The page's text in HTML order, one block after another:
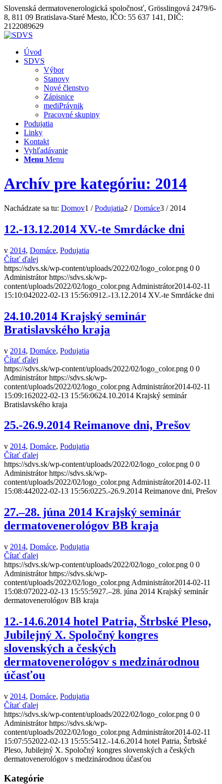
Slovenská dermatovenerologická spoločnosť, Grösslingová 2479/6-
8, 811 09 Bratislava-Staré Mesto, IČO: 55 637 141, DIČ:
2122089629
Úvod
SDVS
Výbor
Stanovy
Nové členstvo
Zápisnice
mediPrávnik
Pracovné skupiny
Podujatia
Linky
Kontakt
Vyhľadávanie
Menu Menu
Archív pre kategóriu: 2014
Nachádzate sa tu: Domov1 / Podujatia2 / Domáce3 / 2014
12.-13.12.2014 XV.-te Smrdácke dni
v 2014, Domáce, Podujatia
Čítať ďalej
https://sdvs.sk/wp-content/uploads/2022/02/logo_color.png 0 0
Administrátor https://sdvs.sk/wp-
content/uploads/2022/02/logo_color.png Administrátor2014-02-11
15:10:042022-02-13 15:56:0912.-13.12.2014 XV.-te Smrdácke dni
24.10.2014 Krajský seminár
Bratislavského kraja
v 2014, Domáce, Podujatia
Čítať ďalej
https://sdvs.sk/wp-content/uploads/2022/02/logo_color.png 0 0
Administrátor https://sdvs.sk/wp-
content/uploads/2022/02/logo_color.png Administrátor2014-02-11
15:09:162022-02-13 15:56:0624.10.2014 Krajský seminár
Bratislavského kraja
25.-26.9.2014 Reimanove dni, Prešov
v 2014, Domáce, Podujatia
Čítať ďalej
https://sdvs.sk/wp-content/uploads/2022/02/logo_color.png 0 0
Administrátor https://sdvs.sk/wp-
content/uploads/2022/02/logo_color.png Administrátor2014-02-11
15:08:442022-02-13 15:56:0225.-26.9.2014 Reimanove dni, Prešov
27.–28. júna 2014 Krajský seminár
dermatovenerológov BB kraja
v 2014, Domáce, Podujatia
Čítať ďalej
https://sdvs.sk/wp-content/uploads/2022/02/logo_color.png 0 0
Administrátor https://sdvs.sk/wp-
content/uploads/2022/02/logo_color.png Administrátor2014-02-11
15:08:072022-02-13 15:55:5927.–28. júna 2014 Krajský seminár
dermatovenerológov BB kraja
12.-14.6.2014 hotel Patria, Štrbské Pleso,
Jubilejný X. Spoločný kongres
slovenských a českých
dermatovenerológov s medzinárodnou
účasťou
v 2014, Domáce, Podujatia
Čítať ďalej
https://sdvs.sk/wp-content/uploads/2022/02/logo_color.png 0 0
Administrátor https://sdvs.sk/wp-
content/uploads/2022/02/logo_color.png Administrátor2014-02-11
15:07:552022-02-13 15:55:5412.-14.6.2014 hotel Patria, Štrbské
Pleso, Jubilejný X. Spoločný kongres slovenských a českých
dermatovenerológov s medzinárodnou účasťou
Kategórie